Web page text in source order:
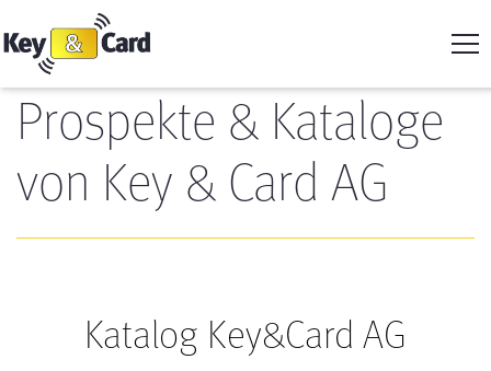
Prospekte & Kataloge
von Key & Card AG
Katalog Key&Card AG